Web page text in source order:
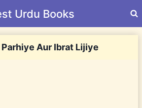
Urdu Books
Aur Ibrat Lijiye